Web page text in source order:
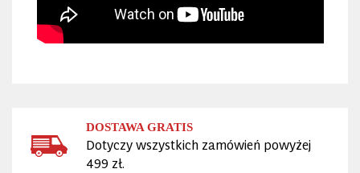
DOSTAWA GRATIS
Dotyczy wszystkich zamówień powyżej
499 zł.